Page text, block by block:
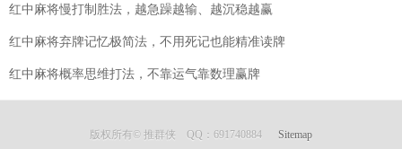
红中麻将慢打制胜法，越急躁越输、越沉稳越赢
红中麻将弃牌记忆极简法，不用死记也能精准读牌
红中麻将概率思维打法，不靠运气靠数理赢牌
版权所有© 推群侠 QQ：691740884 Sitemap